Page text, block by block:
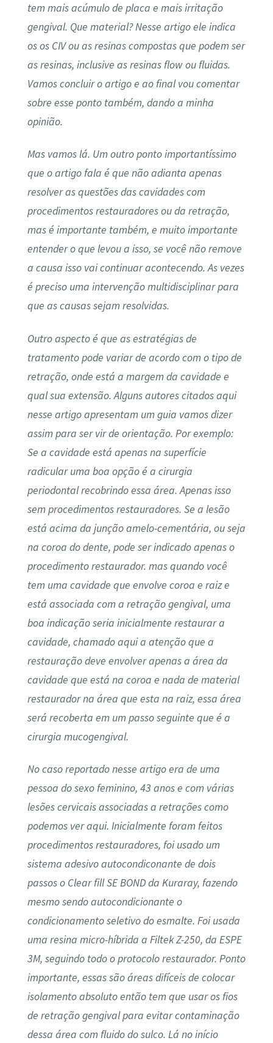
tem mais acúmulo de placa e mais irritação
gengival. Que material? Nesse artigo ele indica
os os CIV ou as resinas compostas que podem ser
as resinas, inclusive as resinas flow ou fluidas.
Vamos concluir o artigo e ao final vou comentar
sobre esse ponto também, dando a minha
opinião.
Mas vamos lá. Um outro ponto importantíssimo
que o artigo fala é que não adianta apenas
resolver as questões das cavidades com
procedimentos restauradores ou da retração,
mas é importante também, e muito importante
entender o que levou a isso, se você não remove
a causa isso vai continuar acontecendo. As vezes
é preciso uma intervenção multidisciplinar para
que as causas sejam resolvidas.
Outro aspecto é que as estratégias de
tratamento pode variar de acordo com o tipo de
retração, onde está a margem da cavidade e
qual sua extensão. Alguns autores citados aqui
nesse artigo apresentam um guia vamos dizer
assim para ser vir de orientação. Por exemplo:
Se a cavidade está apenas na superfície
radicular uma boa opção é a cirurgia
periodontal recobrindo essa área. Apenas isso
sem procedimentos restauradores. Se a lesão
está acima da junção amelo-cementária, ou seja
na coroa do dente, pode ser indicado apenas o
procedimento restaurador. mas quando você
tem uma cavidade que envolve coroa e raiz e
está associada com a retração gengival, uma
boa indicação seria inicialmente restaurar a
cavidade, chamado aqui a atenção que a
restauração deve envolver apenas a área da
cavidade que está na coroa e nada de material
restaurador na área que esta na raiz, essa área
será recoberta em um passo seguinte que é a
cirurgia mucogengival.
No caso reportado nesse artigo era de uma
pessoa do sexo feminino, 43 anos e com várias
lesões cervicais associadas a retrações como
podemos ver aqui. Inicialmente foram feitos
procedimentos restauradores, foi usado um
sistema adesivo autocondiconante de dois
passos o Clear fill SE BOND da Kuraray, fazendo
mesmo sendo autocondicionante o
condicionamento seletivo do esmalte. Foi usada
uma resina micro-híbrida a Filtek Z-250, da ESPE
3M, seguindo todo o protocolo restaurador. Ponto
importante, essas são áreas difíceis de colocar
isolamento absoluto então tem que usar os fios
de retração gengival para evitar contaminação
dessa área com fluido do sulco. Lá no início